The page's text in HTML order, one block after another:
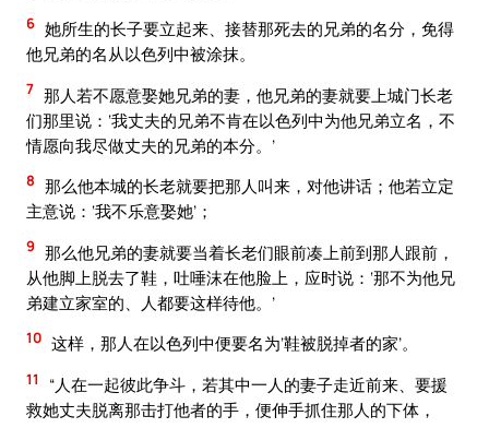
6 她所生的长子要立起来、接替那死去的兄弟的名分，免得
他兄弟的名从以色列中被涂抹。
7 那人若不愿意娶她兄弟的妻，他兄弟的妻就要上城门长老
们那里说：‘我丈夫的兄弟不肯在以色列中为他兄弟立名，不
情愿向我尽做丈夫的兄弟的本分。’
8 那么他本城的长老就要把那人叫来，对他讲话；他若立定
主意说：‘我不乐意娶她’；
9 那么他兄弟的妻就要当着长老们眼前凑上前到那人跟前，
从他脚上脱去了鞋，吐唾沫在他脸上，应时说：‘那不为他兄
弟建立家室的、人都要这样待他。’
10 这样，那人在以色列中便要名为‘鞋被脱掉者的家’。
11
“人在一起彼此争斗，若其中一人的妻子走近前来、要援
救她丈夫脱离那击打他者的手，便伸手抓住那人的下体，